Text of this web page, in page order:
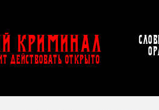
Криминал
ДЕЙСТВОВАТЬ ОТКРЫТО